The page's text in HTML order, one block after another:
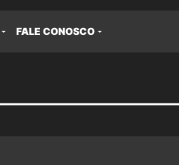
FALE CONOSCO